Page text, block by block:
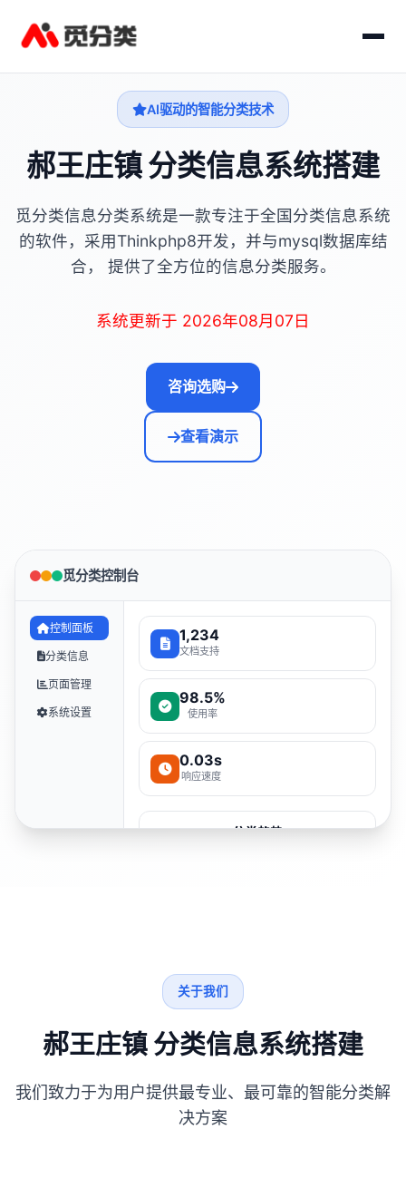
AI驱动的智能分类技术
郝王庄镇 分类信息系统搭建
觅分类信息分类系统是一款专注于全国分类信息系统
的软件，采用Thinkphp8开发，并与mysql数据库结
合， 提供了全方位的信息分类服务。
系统更新于 2026年08月07日
咨询选购
查看演示
觅分类控制台
控制面板
分类信息
页面管理
系统设置
1,234
文档支持
98.5%
使用率
0.03s
响应速度
分类趋势
关于我们
郝王庄镇 分类信息系统搭建
我们致力于为用户提供最专业、最可靠的智能分类解
决方案